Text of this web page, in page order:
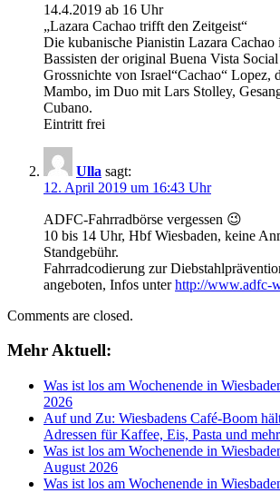
14.4.2019 ab 16 Uhr
„Lazara Cachao trifft den Zeitgeist“
Die kubanische Pianistin Lazara Cachao
Bassisten der original Buena Vista
Grossnichte von Israel“Cachao“ Lopez,
Mambo, im Duo mit Lars Stolley,
Cubano.
Eintritt frei
Ulla sagt:
12. April 2019 um 16:43 Uhr
ADFC-Fahrradbörse vergessen 😉
10 bis 14 Uhr, Hbf Wiesbaden, keine
Standgebühr.
Fahrradcodierung zur
angeboten, Infos unterhttp://www.adfc-
Comments are closed.
Mehr Aktuell:
Was ist los am Wochenende in
2026
Auf und Zu: Wiesbadens Café-Boom
Adressen für Kaffee, Eis, Pasta und mehr
Was ist los am Wochenende in
August 2026
Was ist los am Wochenende in